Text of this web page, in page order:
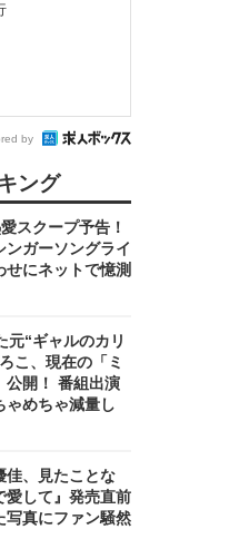
by
ング
スクープ予告！
ンガーソングライ
せにネットで憶測
元“ギャルのカリ
こ、現在の「ミ
公開！ 番組出演
ゃめちゃ減量し
佳、見たことな
愛して』発売直前
写真にファン騒然